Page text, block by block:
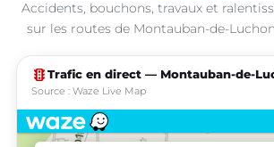
Accidents, bouchons, travaux et
sur les routes de Montauban-de-
traffic Trafic en direct — Montauban-de-
Source : Waze Live Map